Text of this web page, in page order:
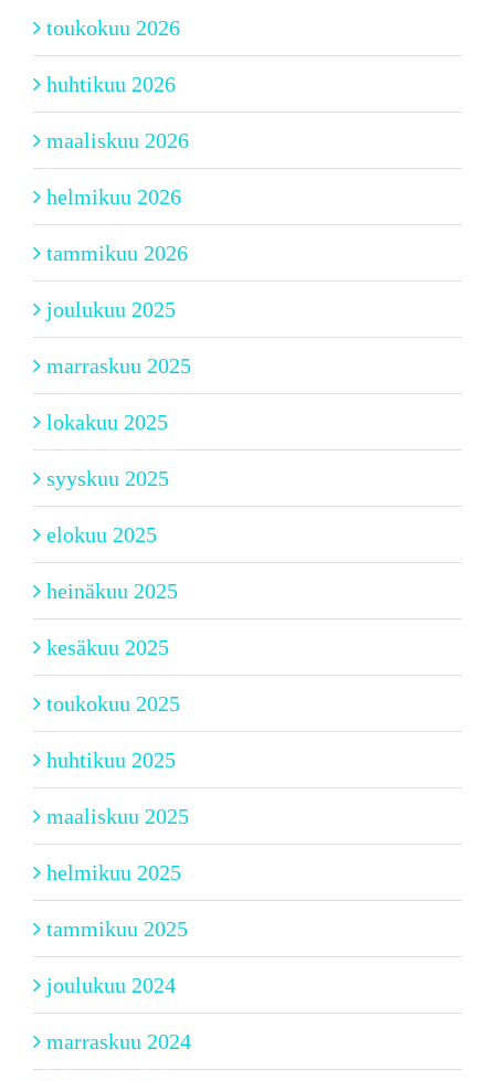
toukokuu 2026
huhtikuu 2026
maaliskuu 2026
helmikuu 2026
tammikuu 2026
joulukuu 2025
marraskuu 2025
lokakuu 2025
syyskuu 2025
elokuu 2025
heinäkuu 2025
kesäkuu 2025
toukokuu 2025
huhtikuu 2025
maaliskuu 2025
helmikuu 2025
tammikuu 2025
joulukuu 2024
marraskuu 2024